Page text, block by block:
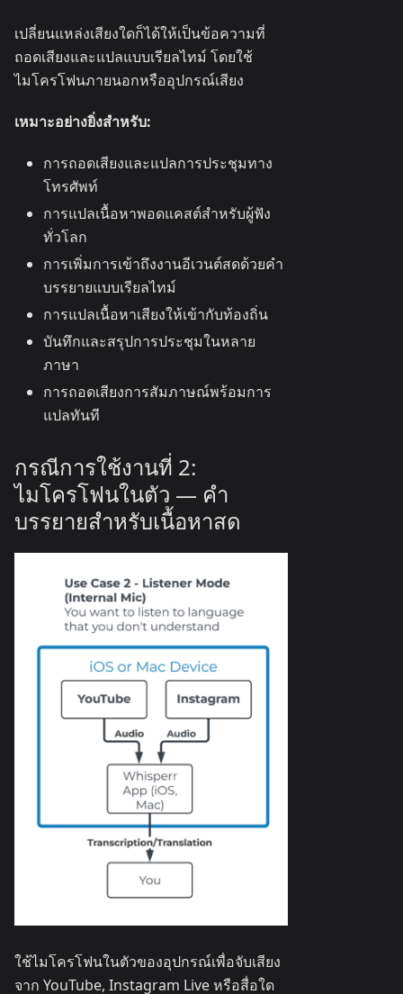
เปลี่ยนแหล่งเสียงใดก็ได้ให้เป็นข้อความที่
ถอดเสียงและแปลแบบเรียลไทม์ โดยใช้
ไมโครโฟนภายนอกหรืออุปกรณ์เสียง
เหมาะอย่างยิ่งสำหรับ:
การถอดเสียงและแปลการประชุมทาง
โทรศัพท์
การแปลเนื้อหาพอดแคสต์สำหรับผู้ฟัง
ทั่วโลก
การเพิ่มการเข้าถึงงานอีเวนต์สดด้วยคำ
บรรยายแบบเรียลไทม์
การแปลเนื้อหาเสียงให้เข้ากับท้องถิ่น
บันทึกและสรุปการประชุมในหลาย
ภาษา
การถอดเสียงการสัมภาษณ์พร้อมการ
แปลทันที
กรณีการใช้งานที่ 2:
ไมโครโฟนในตัว — คำ
บรรยายสำหรับเนื้อหาสด
ใช้ไมโครโฟนในตัวของอุปกรณ์เพื่อจับเสียง
จาก YouTube, Instagram Live หรือสื่อใด